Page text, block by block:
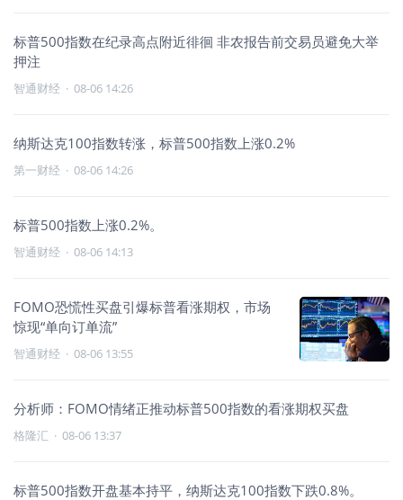
标普500指数在纪录高点附近徘徊 非农报告前交易员避免大举
押注
智通财经 · 08-06 14:26
纳斯达克100指数转涨，标普500指数上涨0.2%
第一财经 · 08-06 14:26
标普500指数上涨0.2%。
智通财经 · 08-06 14:13
FOMO恐慌性买盘引爆标普看涨期权，市场
惊现“单向订单流”
智通财经 · 08-06 13:55
分析师：FOMO情绪正推动标普500指数的看涨期权买盘
格隆汇 · 08-06 13:37
标普500指数开盘基本持平，纳斯达克100指数下跌0.8%。